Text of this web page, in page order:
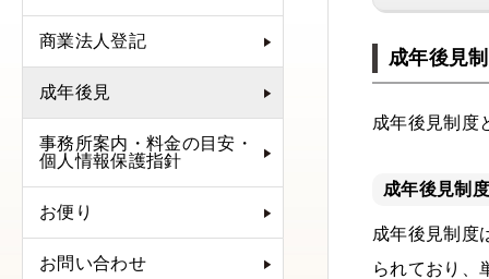
商業法人登記
成年後見
事務所案内・料金の目安・
個人情報保護指針
お便り
お問い合わせ
成年後見
成年後見制度
成年後見制
成年後見制度
られており、